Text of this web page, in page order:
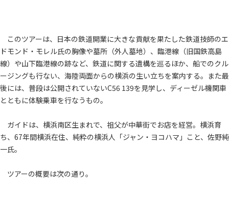
このツアーは、日本の鉄道開業に大きな貢献を果たした鉄道技師のエ
ドモンド・モレル氏の胸像や墓所（外人墓地）、臨港線（旧国鉄高島
線）や山下臨港線の跡など、鉄道に関する遺構を巡るほか、船でのクル
ージングも行ない、海陸両面からの横浜の生い立ちを案内する。また最
後には、普段は公開されていないC56 139を見学し、ディーゼル機関車
とともに体験乗車を行なうもの。
ガイドは、横浜南区生まれで、祖父が中華街でお店を経営。横浜育
ち、67年間横浜在住、純粋の横浜人「ジャン・ヨコハマ」こと、佐野純
一氏。
ツアーの概要は次の通り。